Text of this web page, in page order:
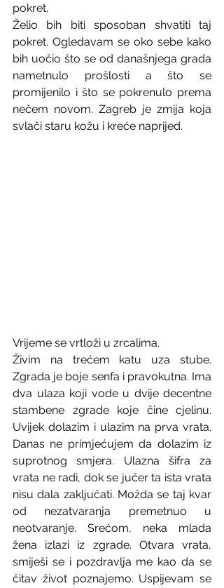
pokret.
Želio bih biti sposoban shvatiti taj
pokret. Ogledavam se oko sebe kako
bih uočio što se od današnjega grada
nametnulo prošlosti a što se
promijenilo i što se pokrenulo prema
nečem novom. Zagreb je zmija koja
svlači staru kožu i kreće naprijed.
Vrijeme se vrtloži u zrcalima.
Živim na trećem katu uza stube.
Zgrada je boje senfa i pravokutna. Ima
dva ulaza koji vode u dvije decentne
stambene zgrade koje čine cjelinu.
Uvijek dolazim i ulazim na prva vrata.
Danas ne primjećujem da dolazim iz
suprotnog smjera. Ulazna šifra za
vrata ne radi, dok se jučer ta ista vrata
nisu dala zaključati. Možda se taj kvar
od nezatvaranja premetnuo u
neotvaranje. Srećom, neka mlada
žena izlazi iz zgrade. Otvara vrata,
smiješi se i pozdravlja me kao da se
čitav život poznajemo. Uspijevam se